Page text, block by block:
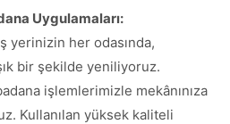
Uygulamaları:
yerinizin her odasında,
bir şekilde yeniliyoruz.
işlemlerimizle mekânınıza
Kullanılan yüksek kaliteli